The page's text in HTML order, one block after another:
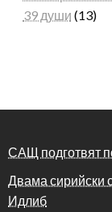
39 души (13)
САЩ подготвят
Двама сирийски
Идлиб